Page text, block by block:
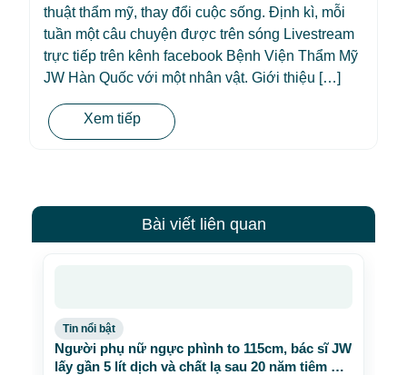
thuật thẩm mỹ, thay đổi cuộc sống. Định kì, mỗi
tuần một câu chuyện được trên sóng Livestream
trực tiếp trên kênh facebook Bệnh Viện Thẩm Mỹ
JW Hàn Quốc với một nhân vật. Giới thiệu […]
Xem tiếp
Bài viết liên quan
Tin nổi bật
Người phụ nữ ngực phình to 115cm, bác sĩ JW
lấy gần 5 lít dịch và chất lạ sau 20 năm tiêm mỡ